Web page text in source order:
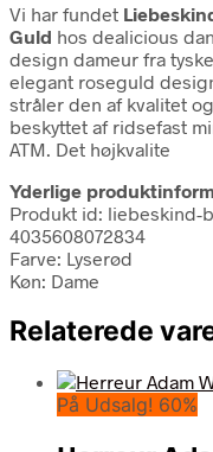
Vi har fundet
Guld hos dealicious
design dameur fra
elegant roseguld
stråler den af kvalitet
beskyttet af ridsefast
ATM. Det højkvalite
Yderlige
Produkt id: liebeskind-
4035608072834
Farve: Lyserød
Køn: Dame
Relaterede
På Udsalg! 60%